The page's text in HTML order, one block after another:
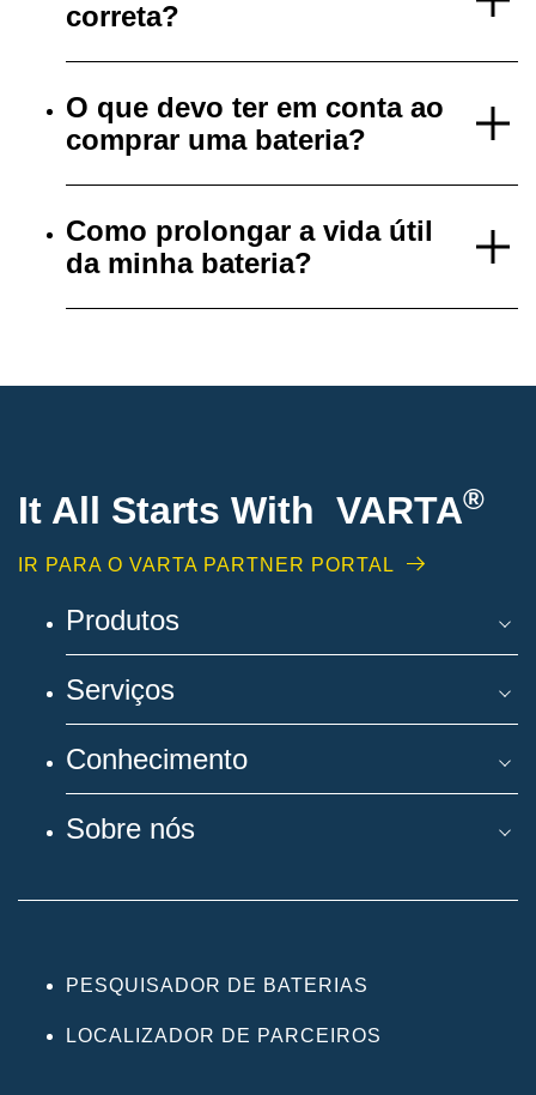
correta?
O que devo ter em conta ao
comprar uma bateria?
Como prolongar a vida útil
da minha bateria?
It All Starts With VARTA®
IR PARA O VARTA PARTNER PORTAL
Produtos
Serviços
Conhecimento
Sobre nós
PESQUISADOR DE BATERIAS
LOCALIZADOR DE PARCEIROS